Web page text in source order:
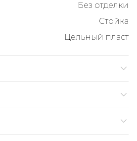
Без отделки
Стойка
Цельный пласт